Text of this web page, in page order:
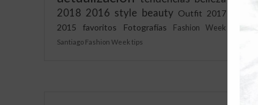
2018 2016 style beauty Outfit 2017
2015
favoritos Fotografías Fashion Week
Santiago Fashion Week tips